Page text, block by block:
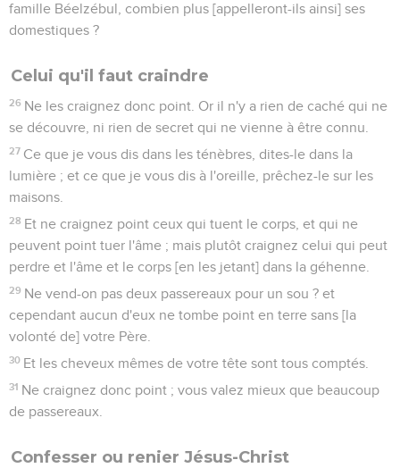
famille Béelzébul, combien plus [appelleront-ils ainsi] ses
domestiques ?
Celui qu'il faut craindre
26 Ne les craignez donc point. Or il n'y a rien de caché qui ne
se découvre, ni rien de secret qui ne vienne à être connu.
27 Ce que je vous dis dans les ténèbres, dites-le dans la
lumière ; et ce que je vous dis à l'oreille, prêchez-le sur les
maisons.
28 Et ne craignez point ceux qui tuent le corps, et qui ne
peuvent point tuer l'âme ; mais plutôt craignez celui qui peut
perdre et l'âme et le corps [en les jetant] dans la géhenne.
29 Ne vend-on pas deux passereaux pour un sou ? et
cependant aucun d'eux ne tombe point en terre sans [la
volonté de] votre Père.
30 Et les cheveux mêmes de votre tête sont tous comptés.
31 Ne craignez donc point ; vous valez mieux que beaucoup
de passereaux.
Confesser ou renier Jésus-Christ